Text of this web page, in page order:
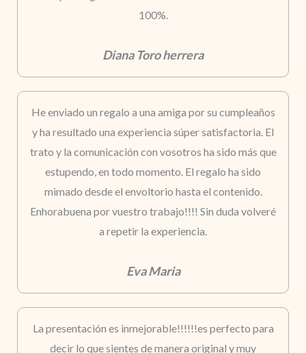
100%.
Diana Toro herrera
He enviado un regalo a una amiga por su cumpleaños
y ha resultado una experiencia súper satisfactoria. El
trato y la comunicación con vosotros ha sido más que
estupendo, en todo momento. El regalo ha sido
mimado desde el envoltorio hasta el contenido.
Enhorabuena por vuestro trabajo!!!! Sin duda volveré
a repetir la experiencia.
Eva Maria
La presentación es inmejorable!!!!!!es perfecto para
decir lo que sientes de manera original y muy